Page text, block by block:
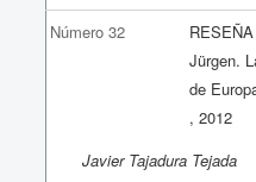
Número 32
Jürgen.
de
, 2012
Javier Tajadura Tejada